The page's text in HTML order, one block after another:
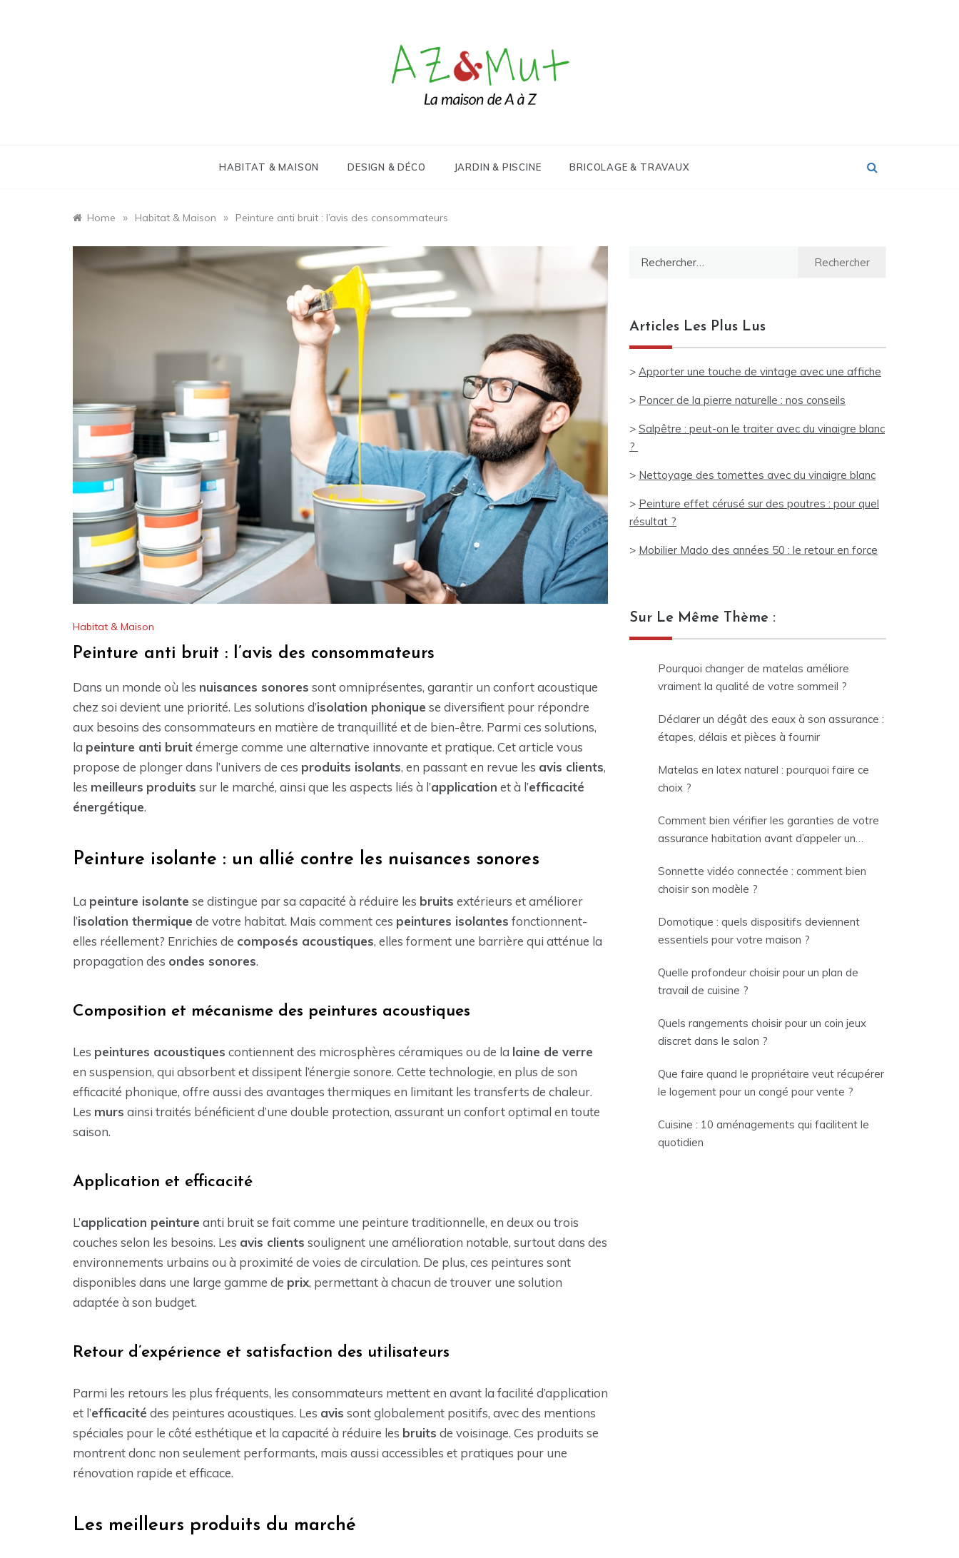
HABITAT & MAISON DESIGN & DÉCO JARDIN & PISCINE BRICOLAGE & TRAVAUX
Home » Habitat & Maison » Peinture anti bruit : l’avis des consommateurs
Habitat & Maison
Peinture anti bruit : l’avis des consommateurs
Dans un monde où les nuisances sonores sont omniprésentes, garantir un confort acoustique
chez soi devient une priorité. Les solutions d’isolation phonique se diversifient pour répondre
aux besoins des consommateurs en matière de tranquillité et de bien-être. Parmi ces solutions,
la peinture anti bruitémerge comme une alternative innovante et pratique. Cet article vous
propose de plonger dans l’univers de ces produits isolants, en passant en revue les avis clients,
les meilleurs produits sur le marché, ainsi que les aspects liés à l’application et à l’efficacité
énergétique.
Peinture isolante : un allié contre les nuisances sonores
La peinture isolante se distingue par sa capacité à réduire les bruits extérieurs et améliorer
l’isolation thermique de votre habitat. Mais comment ces peintures isolantes fonctionnent-
elles réellement? Enrichies de composés acoustiques, elles forment une barrière qui atténue la
propagation des ondes sonores.
Composition et mécanisme des peintures acoustiques
Les peintures acoustiques contiennent des microsphères céramiques ou de la laine de verre
en suspension, qui absorbent et dissipent l’énergie sonore. Cette technologie, en plus de son
efficacité phonique, offre aussi des avantages thermiques en limitant les transferts de chaleur.
Les murs ainsi traités bénéficient d’une double protection, assurant un confort optimal en toute
saison.
Application et efficacité
L’application peinture anti bruit se fait comme une peinture traditionnelle, en deux ou trois
couches selon les besoins. Les avis clients soulignent une amélioration notable, surtout dans des
environnements urbains ou à proximité de voies de circulation. De plus, ces peintures sont
disponibles dans une large gamme de prix, permettant à chacun de trouver une solution
adaptée à son budget.
Retour d’expérience et satisfaction des utilisateurs
Parmi les retours les plus fréquents, les consommateurs mettent en avant la facilité d’application
et l’efficacité des peintures acoustiques. Les avis sont globalement positifs, avec des mentions
spéciales pour le côté esthétique et la capacité à réduire les bruits de voisinage. Ces produits se
montrent donc non seulement performants, mais aussi accessibles et pratiques pour une
rénovation rapide et efficace.
Les meilleurs produits du marché
Articles Les Plus Lus
> Apporter une touche de vintage avec une affiche
> Poncer de la pierre naturelle : nos conseils
> Salpêtre : peut-on le traiter avec du vinaigre blanc
?
> Nettoyage des tomettes avec du vinaigre blanc
> Peinture effet cérusé sur des poutres : pour quel
résultat ?
> Mobilier Mado des années 50 : le retour en force
Sur Le Même Thème :
Pourquoi changer de matelas améliore
vraiment la qualité de votre sommeil ?
Déclarer un dégât des eaux à son assurance :
étapes, délais et pièces à fournir
Matelas en latex naturel : pourquoi faire ce
choix ?
Comment bien vérifier les garanties de votre
assurance habitation avant d’appeler un
Sonnette vidéo connectée : comment bien
choisir son modèle ?
Domotique : quels dispositifs deviennent
essentiels pour votre maison ?
Quelle profondeur choisir pour un plan de
travail de cuisine ?
Quels rangements choisir pour un coin jeux
discret dans le salon ?
Que faire quand le propriétaire veut récupérer
le logement pour un congé pour vente ?
Cuisine : 10 aménagements qui facilitent le
quotidien